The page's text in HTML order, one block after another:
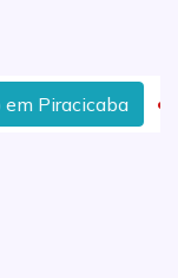
Piracicaba